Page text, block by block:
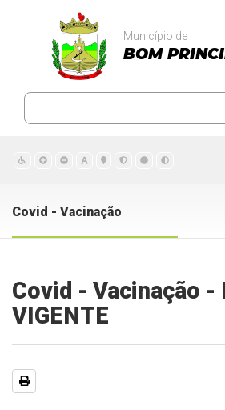
Município de
BOM
Covid - Vacinação
Covid - Vacinação -
VIGENTE